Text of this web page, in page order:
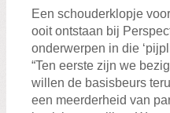
Een schouderklopje
ooit ontstaan bij
onderwerpen in die
“Ten eerste zijn we
willen de basisbeurs
een meerderheid van